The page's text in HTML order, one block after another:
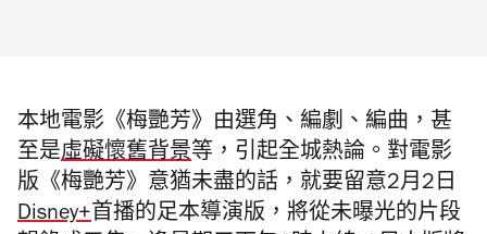
本地電影《梅艷芳》由選角、編劇、編曲，甚
至是虛礙懷舊背景等，引起全城熱論。對電影
版《梅艷芳》意猶未盡的話，就要留意2月2日
Disney+首播的足本導演版，將從未曝光的片段